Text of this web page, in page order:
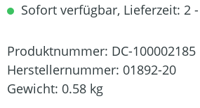
Sofort verfügbar, Lieferzeit: 2
Produktnummer: DC-100002185
Herstellernummer: 01892-20
Gewicht: 0.58 kg